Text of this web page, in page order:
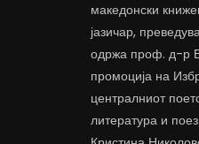
македонски
јазичар,
одржа проф. д-р
промоција на
централниот
литература и